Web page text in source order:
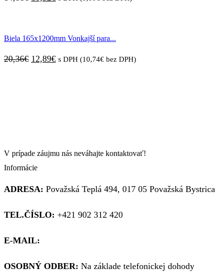
14,81€.10,32€.
Biela 165x1200mm Vonkajší para...
20,36€ Pôvodná
12,89€Aktuálna
s DPH (10,74€ bez DPH)
V prípade záujmu nás neváhajte kontaktovať!
Informácie
ADRESA: Považská Teplá 494, 017 05 Považská Bystrica
TEL.ČÍSLO: +421 902 312 420
E-MAIL:
OSOBNÝ ODBER: Na základe telefonickej dohody